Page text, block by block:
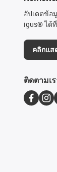
อัปเดตข้อ
igus® ได้
คลิกแส
ติดตามเ